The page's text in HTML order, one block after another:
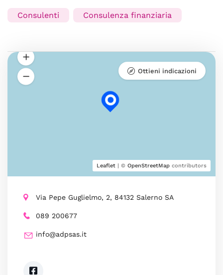
Consulenti Consulenza finanziaria
Leaflet | © OpenStreetMap contributors
Ottieni indicazioni
Via Pepe Guglielmo, 2, 84132 Salerno SA
089 200677
info@adpsas.it